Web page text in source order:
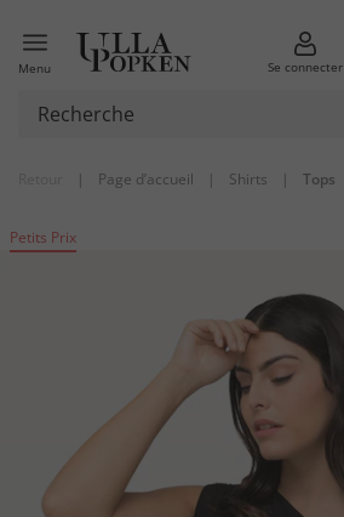
Menu Se connecter
| Page d’accueil | Shirts | Tops
Petits Prix